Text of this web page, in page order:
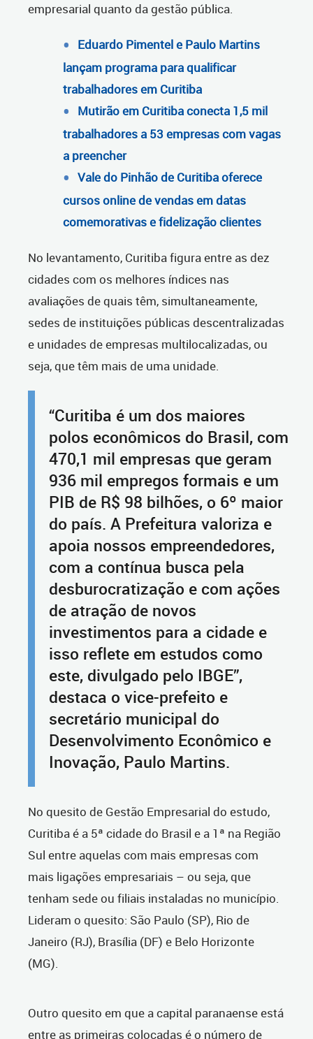
empresarial quanto da gestão pública.
Eduardo Pimentel e Paulo Martins
lançam programa para qualificar
trabalhadores em Curitiba
Mutirão em Curitiba conecta 1,5 mil
trabalhadores a 53 empresas com vagas
a preencher
Vale do Pinhão de Curitiba oferece
cursos online de vendas em datas
comemorativas e fidelização clientes
No levantamento, Curitiba figura entre as dez
cidades com os melhores índices nas
avaliações de quais têm, simultaneamente,
sedes de instituições públicas descentralizadas
e unidades de empresas multilocalizadas, ou
seja, que têm mais de uma unidade.
“Curitiba é um dos maiores
polos econômicos do Brasil, com
470,1 mil empresas que geram
936 mil empregos formais e um
PIB de R$ 98 bilhões, o 6º maior
do país. A Prefeitura valoriza e
apoia nossos empreendedores,
com a contínua busca pela
desburocratização e com ações
de atração de novos
investimentos para a cidade e
isso reflete em estudos como
este, divulgado pelo IBGE”,
destaca o vice-prefeito e
secretário municipal do
Desenvolvimento Econômico e
Inovação, Paulo Martins.
No quesito de Gestão Empresarial do estudo,
Curitiba é a 5ª cidade do Brasil e a 1ª na Região
Sul entre aquelas com mais empresas com
mais ligações empresariais – ou seja, que
tenham sede ou filiais instaladas no município.
Lideram o quesito: São Paulo (SP), Rio de
Janeiro (RJ), Brasília (DF) e Belo Horizonte
(MG).
Outro quesito em que a capital paranaense está
entre as primeiras colocadas é o número de